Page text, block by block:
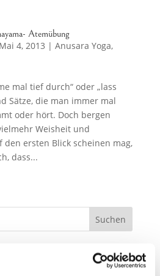
Atemübung
Mai 4, 2013 | Anusara Yoga,
mal tief durch“ oder „lass
Sätze, die man immer mal
oder hört. Doch bergen
Weisheit und
den ersten Blick scheinen mag,
dass...